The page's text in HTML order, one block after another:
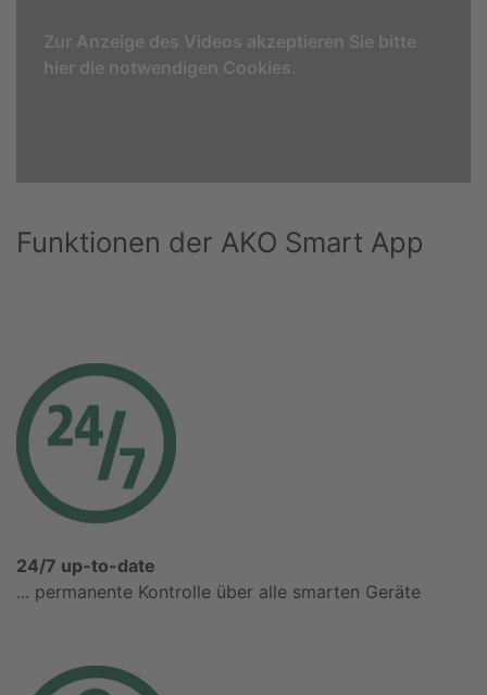
Zur Anzeige des Videos akzeptieren Sie bitte
hier die notwendigen Cookies.
Funktionen der AKO Smart App
24/7 up-to-date
... permanente Kontrolle über alle smarten Geräte